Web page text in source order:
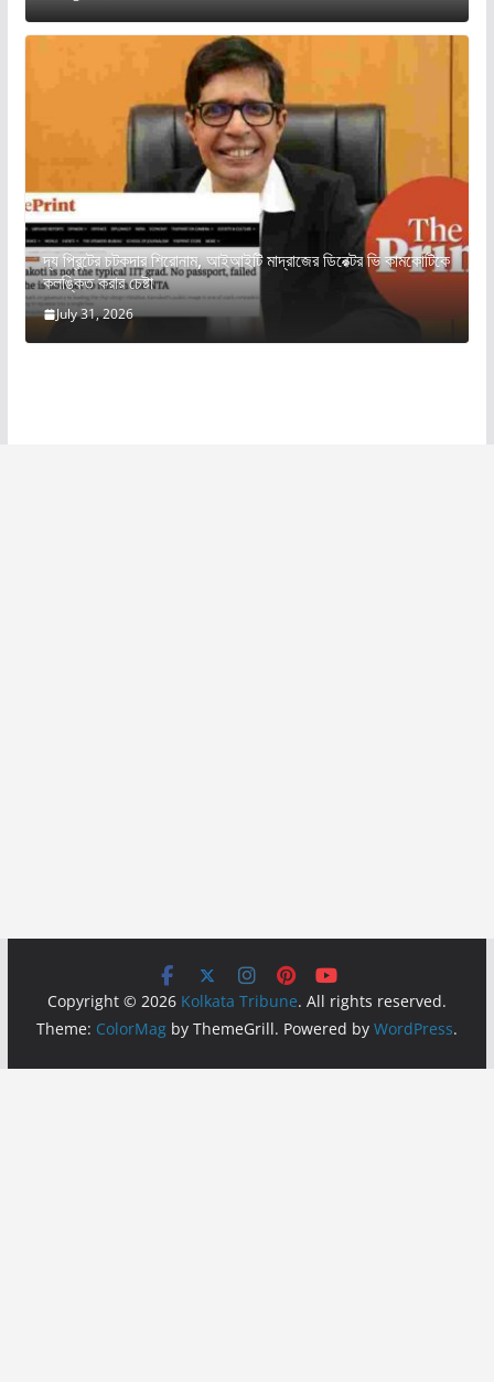
দ্য প্রিন্টের চটকদার শিরোনাম, আইআইটি মাদ্রাজের ডিরেক্টর ভি কামকোটিকে
কলঙ্কিত করার চেষ্টা
July 31, 2026
Copyright © 2026 Kolkata Tribune. All rights reserved.
Theme: ColorMagby ThemeGrill. Powered by WordPress.